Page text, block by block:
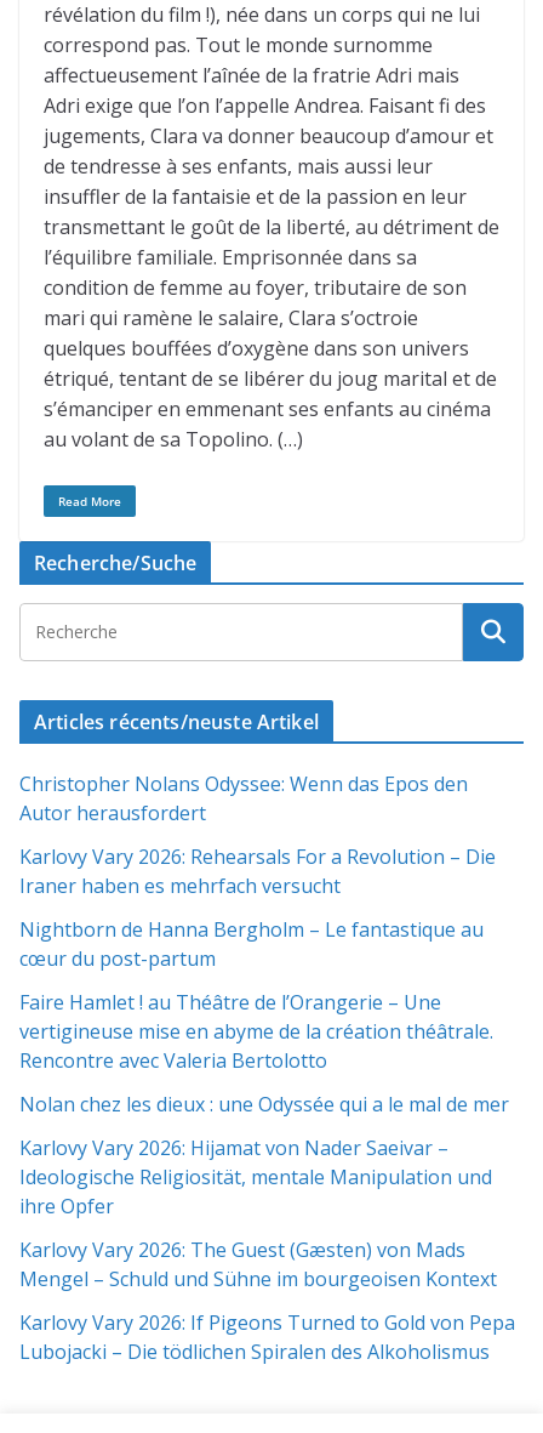
révélation du film !), née dans un corps qui ne lui
correspond pas. Tout le monde surnomme
affectueusement l’aînée de la fratrie Adri mais
Adri exige que l’on l’appelle Andrea. Faisant fi des
jugements, Clara va donner beaucoup d’amour et
de tendresse à ses enfants, mais aussi leur
insuffler de la fantaisie et de la passion en leur
transmettant le goût de la liberté, au détriment de
l’équilibre familiale. Emprisonnée dans sa
condition de femme au foyer, tributaire de son
mari qui ramène le salaire, Clara s’octroie
quelques bouffées d’oxygène dans son univers
étriqué, tentant de se libérer du joug marital et de
s’émanciper en emmenant ses enfants au cinéma
au volant de sa Topolino. (…)
Read More
Recherche/Suche
Articles récents/neuste Artikel
Christopher Nolans Odyssee: Wenn das Epos den
Autor herausfordert
Karlovy Vary 2026: Rehearsals For a Revolution – Die
Iraner haben es mehrfach versucht
Nightborn de Hanna Bergholm – Le fantastique au
cœur du post-partum
Faire Hamlet ! au Théâtre de l’Orangerie – Une
vertigineuse mise en abyme de la création théâtrale.
Rencontre avec Valeria Bertolotto
Nolan chez les dieux : une Odyssée qui a le mal de mer
Karlovy Vary 2026: Hijamat von Nader Saeivar​​ –
Ideologische Religiosität, mentale Manipulation und
ihre Opfer
Karlovy Vary 2026: The Guest (Gæsten) von Mads
Mengel – Schuld und Sühne im bourgeoisen Kontext
Karlovy Vary 2026: If Pigeons Turned to Gold von Pepa
Lubojacki – Die tödlichen Spiralen des Alkoholismus